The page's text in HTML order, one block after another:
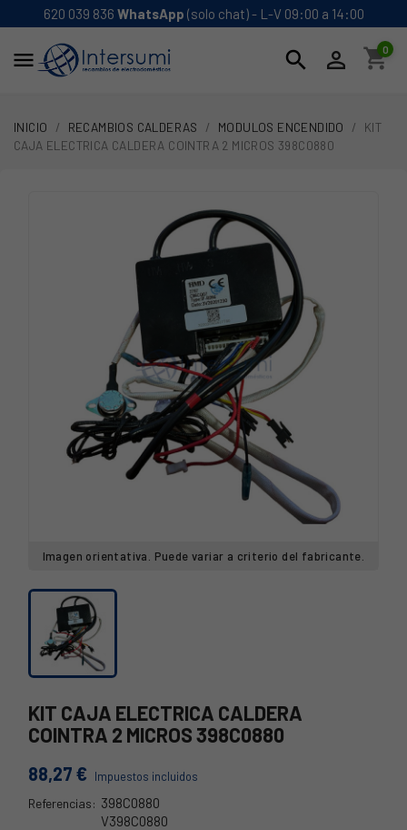
620 039 836 WhatsApp (solo chat) - L-V 09:00 a 14:00
 search  shopping_cart
0
INICIO RECAMBIOS CALDERAS MODULOS ENCENDIDO
KIT
CAJA ELECTRICA CALDERA COINTRA 2 MICROS 398C0880
Imagen orientativa. Puede variar a criterio del fabricante.
KIT CAJA ELECTRICA CALDERA
COINTRA 2 MICROS 398C0880
88,27 € Impuestos incluidos
Referencias: 398C0880
V398C0880